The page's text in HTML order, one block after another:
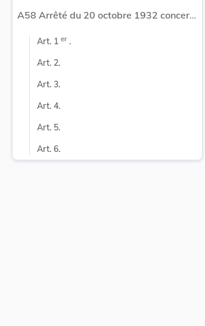
A58 Arrêté du 20 octobre 1932 concernant l'expertise des étalons destinés à la monte pendant l'année 1933.
Art. 1 er .
Art. 2.
Art. 3.
Art. 4.
Art. 5.
Art. 6.